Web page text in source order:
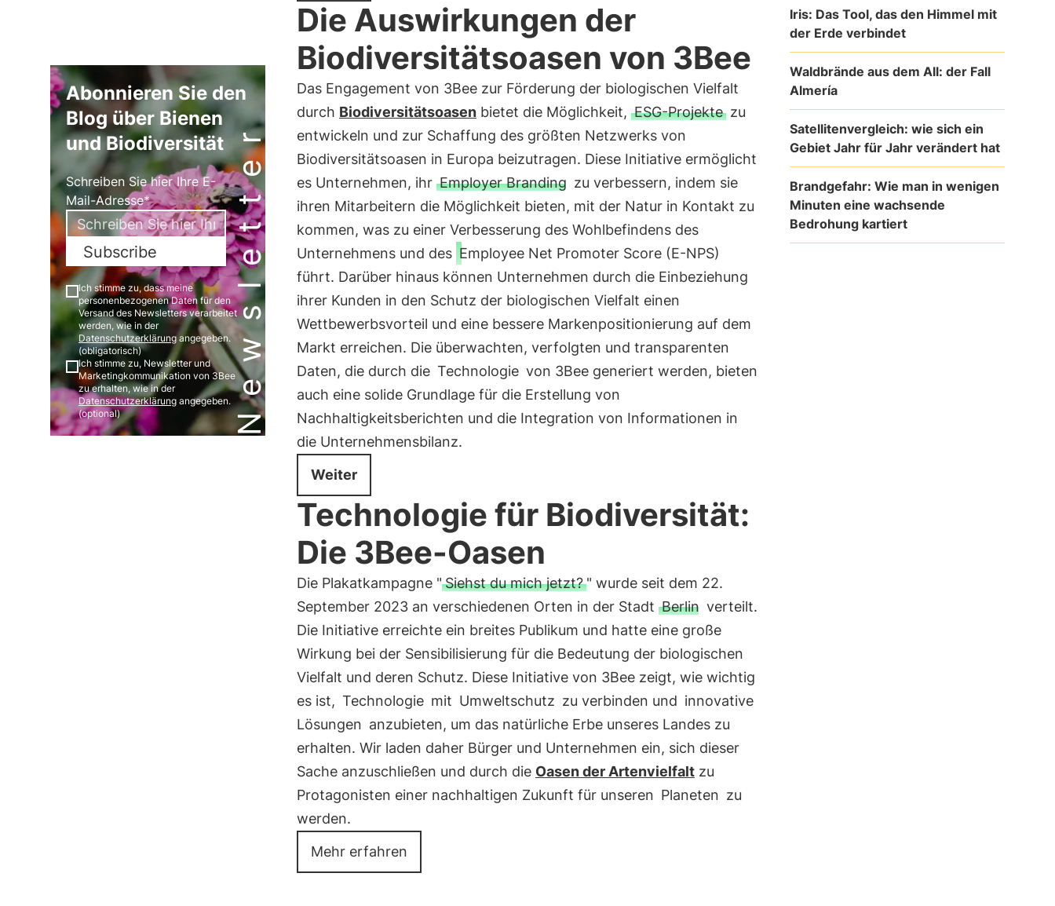
Newsletter
Abonnieren Sie den
Blog über Bienen
und Biodiversität
Schreiben Sie hier Ihre E-
Mail-Adresse*
Subscribe
Ich stimme zu, dass meine
personenbezogenen Daten für den
Versand des Newsletters verarbeitet
werden, wie in der
Datenschutzerklärungangegeben.
(obligatorisch)
Ich stimme zu, Newsletter und
Marketingkommunikation von 3Bee
zu erhalten, wie in der
Datenschutzerklärung angegeben.
(optional)
Die Auswirkungen der
Biodiversitätsoasen von 3Bee
Das Engagement von 3Bee zur Förderung der biologischen Vielfalt
durch Biodiversitätsoasenbietet die Möglichkeit, ESG-Projektezu
entwickeln und zur Schaffung des größten Netzwerks von
Biodiversitätsoasen in Europa beizutragen. Diese Initiative ermöglicht
es Unternehmen, ihr Employer Branding zu verbessern, indem sie
ihren Mitarbeitern die Möglichkeit bieten, mit der Natur in Kontakt zu
kommen, was zu einer Verbesserung des Wohlbefindens des
Unternehmens und des Employee Net Promoter Score (E-NPS)
führt. Darüber hinaus können Unternehmen durch die Einbeziehung
ihrer Kunden in den Schutz der biologischen Vielfalt einen
Wettbewerbsvorteil und eine bessere Markenpositionierung auf dem
Markt erreichen. Die überwachten, verfolgten und transparenten
Daten, die durch die Technologie von 3Bee generiert werden, bieten
auch eine solide Grundlage für die Erstellung von
Nachhaltigkeitsberichten und die Integration von Informationen in
die Unternehmensbilanz.
Weiter
Technologie für Biodiversität:
Die 3Bee-Oasen
Die Plakatkampagne " Siehst du mich jetzt?" wurde seit dem 22.
September 2023 an verschiedenen Orten in der Stadt Berlin verteilt.
Die Initiative erreichte ein breites Publikum und hatte eine große
Wirkung bei der Sensibilisierung für die Bedeutung der biologischen
Vielfalt und deren Schutz. Diese Initiative von 3Bee zeigt, wie wichtig
es ist, Technologie mit Umweltschutz zu verbinden und innovative
Lösungen anzubieten, um das natürliche Erbe unseres Landes zu
erhalten. Wir laden daher Bürger und Unternehmen ein, sich dieser
Sache anzuschließen und durch die Oasen der Artenvielfaltzu
Protagonisten einer nachhaltigen Zukunft für unseren Planeten zu
werden.
Mehr erfahren
Iris: Das Tool, das den Himmel mit
der Erde verbindet
Waldbrände aus dem All: der Fall
Almería
Satellitenvergleich: wie sich ein
Gebiet Jahr für Jahr verändert hat
Brandgefahr: Wie man in wenigen
Minuten eine wachsende
Bedrohung kartiert